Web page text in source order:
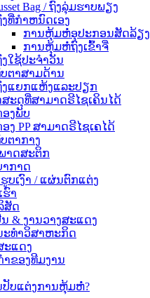
Bag / ຖົງລຸ່ມຮາບພຽງ
ທີ່ກໍາຫນົດເອງ
ການຫຸ້ມຫໍ່ອຸປະກອນສັດລ້ຽງ
ການຫຸ້ມຫໍ່ຖົງເຂົ້າຈີ່
ງໃຊ້ປະຈໍາວັນ
ຕາສາມດ້ານ
ງແຍກແຫ້ງແລະປຽກ
ະດຸທີ່ສາມາດຣີໄຊເຄິນໄດ້
ອງພັບ
ອງ PP ສາມາດຣີໄຊເຄໄດ້
ຕາກາງ
າດສະຕິກ
ກາດ
ຮູບເງົາ / ແຜ່ນຕົກແຕ່ງ
ຮົາ
ສັດ
& ງານວາງສະແດງ
ະທໍາວິສາຫະກິດ
ະແດງ
ຂອງ​ທີມ​ງານ​
ປັບແຕ່ງການຫຸ້ມຫໍ່?